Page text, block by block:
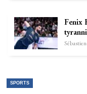
Fenix
SPORTS